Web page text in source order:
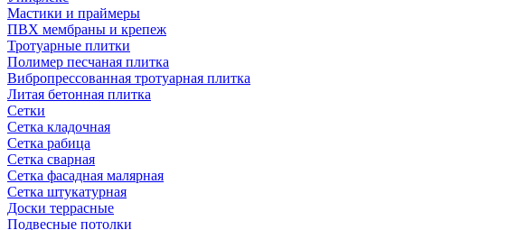
Мастики и праймеры
ПВХ мембраны и крепеж
Тротуарные плитки
Полимер песчаная плитка
Вибропрессованная тротуарная плитка
Литая бетонная плитка
Сетки
Сетка кладочная
Сетка рабица
Сетка сварная
Сетка фасадная малярная
Сетка штукатурная
Доски террасные
Подвесные потолки